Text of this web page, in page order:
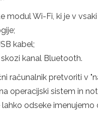
modul Wi-Fi, ki je v
kabel;
kanal Bluetooth.
računalnik pretvoriti v
operacijski sistem in
odseke imenujemo